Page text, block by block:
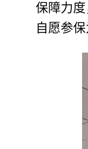
保障力
自愿参